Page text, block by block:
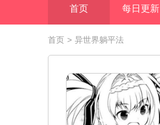
首页 每日更新
首页 > 异世界躺平法